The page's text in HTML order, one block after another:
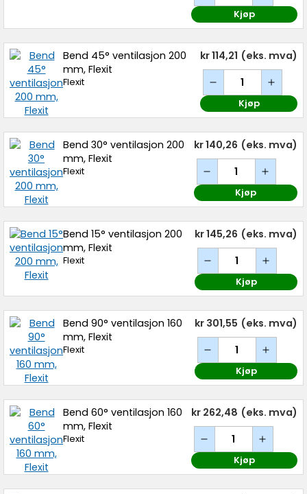
Kjøp
Bend 45° ventilasjon 200
mm, Flexit
Flexit
kr 114,21 (eks. mva)
Kjøp
Bend 30° ventilasjon 200
mm, Flexit
Flexit
kr 140,26 (eks. mva)
Kjøp
Bend 15° ventilasjon 200
mm, Flexit
Flexit
kr 145,26 (eks. mva)
Kjøp
Bend 90° ventilasjon 160
mm, Flexit
Flexit
kr 301,55 (eks. mva)
Kjøp
Bend 60° ventilasjon 160
mm, Flexit
Flexit
kr 262,48 (eks. mva)
Kjøp